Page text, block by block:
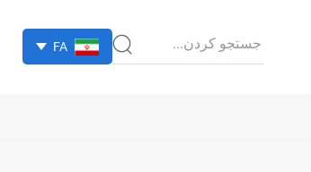
FA
EN